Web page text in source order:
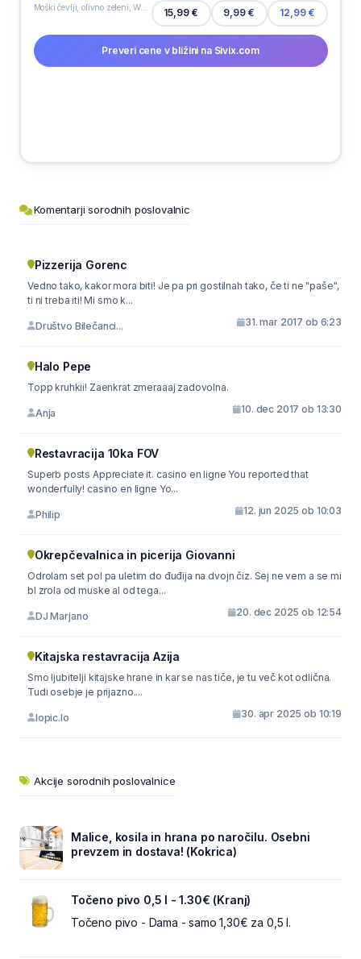
Moški čevlji, olivno zeleni, Walkmaxx, številka 42 15,99 € 9,99 € 12,99 €
Preveri cene v bližini na Sivix.com
Komentarji sorodnih poslovalnic
Pizzerija Gorenc
Vedno tako, kakor mora biti! Je pa pri gostilnah tako, če ti ne "paše",
ti ni treba iti! Mi smo k...
Društvo Bilečanci... 31. mar 2017 ob 6:23
Halo Pepe
Topp kruhkii! Zaenkrat zmeraaaj zadovolna.
Anja 10. dec 2017 ob 13:30
Restavracija 10ka FOV
Superb posts Appreciate it. casino en ligne You reported that
wonderfully! casino en ligne Yo...
Philip 12. jun 2025 ob 10:03
Okrepčevalnica in picerija Giovanni
Odrolam set pol pa uletim do đuđija na dvojn čiz. Sej ne vem a se mi
bl zrola od muske al od tega...
DJ Marjano 20. dec 2025 ob 12:54
Kitajska restavracija Azija
Smo ljubitelji kitajske hrane in kar se nas tiče, je tu več kot odlična.
Tudi osebje je prijazno....
lopic.lo 30. apr 2025 ob 10:19
Akcije sorodnih poslovalnice
Malice, kosila in hrana po naročilu. Osebni
prevzem in dostava! (Kokrica)
Točeno pivo 0,5 l - 1.30€ (Kranj)
Točeno pivo - Dama - samo 1,30€ za 0,5 l.